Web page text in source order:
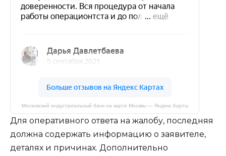
Московский индустриальный банк на карте Москвы — Яндекс.Карты
Для оперативного ответа на жалобу, последняя
должна содержать информацию о заявителе,
деталях и причинах. Дополнительно